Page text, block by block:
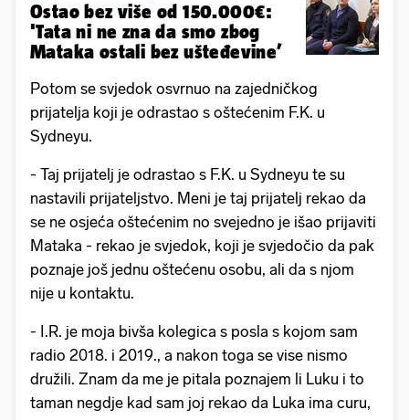
Ostao bez više od 150.000€:
'Tata ni ne zna da smo zbog
Mataka ostali bez ušteđevine’
Potom se svjedok osvrnuo na zajedničkog
prijatelja koji je odrastao s oštećenim F.K. u
Sydneyu.
- Taj prijatelj je odrastao s F.K. u Sydneyu te su
nastavili prijateljstvo. Meni je taj prijatelj rekao da
se ne osjeća oštećenim no svejedno je išao prijaviti
Mataka - rekao je svjedok, koji je svjedočio da pak
poznaje još jednu oštećenu osobu, ali da s njom
nije u kontaktu.
- I.R. je moja bivša kolegica s posla s kojom sam
radio 2018. i 2019., a nakon toga se vise nismo
družili. Znam da me je pitala poznajem li Luku i to
taman negdje kad sam joj rekao da Luka ima curu,